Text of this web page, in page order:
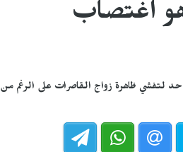
اغتصاب
المرجوة منها في وضع حد لتفشي ظاهرة زواج القاصرات على الرغم من